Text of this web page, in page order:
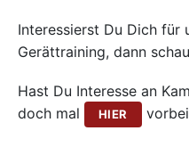
Interessierst Du Dich für
Gerättraining, dann schau
Hast Du Interesse an
doch mal
HIER